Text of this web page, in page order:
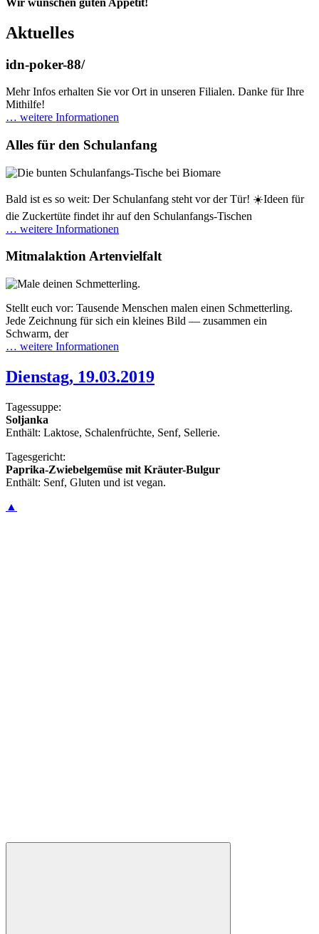
Aktuelles
idn-poker-88/
Mehr Infos erhalten Sie vor Ort in unseren Filialen. Danke für Ihre
Mithilfe!
… weitere Informationen
Alles für den Schulanfang
Bald ist es so weit: Der Schulanfang steht vor der Tür! ☀️Ideen für
die Zuckertüte findet ihr auf den Schulanfangs-Tischen
… weitere Informationen
Mitmalaktion Artenvielfalt
Stellt euch vor: Tausende Menschen malen einen Schmetterling.
Jede Zeichnung für sich ein kleines Bild — zusammen ein
Schwarm, der
… weitere Informationen
Dienstag, 19.03.2019
Tagessuppe:
Soljanka
Enthält: Laktose, Schalenfrüchte, Senf, Sellerie.
Tagesgericht:
Paprika-Zwiebelgemüse mit Kräuter-Bulgur
Enthält: Senf, Gluten und ist vegan.
▲